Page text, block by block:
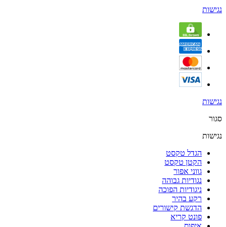
נגישות
נגישות
סגור
נגישות
הגדל טקסט
הקטן טקסט
גווני אפור
נגודיות גבוהה
ניגודיות הפוכה
רקע בהיר
הדגשת קישורים
פונט קריא